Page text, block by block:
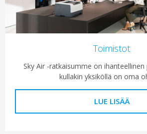
Toimistot
Sky Air -ratkaisumme on
kullakin yksiköllä on oma
LUE LISÄÄ